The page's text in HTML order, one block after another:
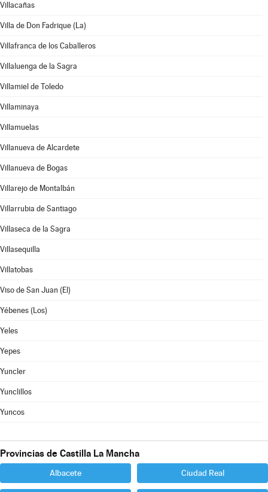
Villacañas
Villa de Don Fadrique (La)
Villafranca de los Caballeros
Villaluenga de la Sagra
Villamiel de Toledo
Villaminaya
Villamuelas
Villanueva de Alcardete
Villanueva de Bogas
Villarejo de Montalbán
Villarrubia de Santiago
Villaseca de la Sagra
Villasequilla
Villatobas
Viso de San Juan (El)
Yébenes (Los)
Yeles
Yepes
Yuncler
Yunclillos
Yuncos
Provincias de Castilla La Mancha
Albacete Ciudad Real